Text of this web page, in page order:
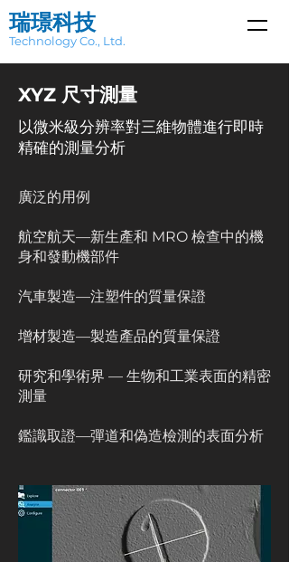
瑞璟科技
Technology Co., Ltd.
XYZ 尺寸測量
以微米級分辨率對三維物體進行即時
精確的測量分析
廣泛的用例
航空航天—新生產和 MRO 檢查中的機
身和發動機部件
汽車製造—注塑件的質量保證
增材製造—製造產品的質量保證
研究和學術界 — 生物和工業表面的精密
測量
鑑識取證—彈道和偽造檢測的表面分析